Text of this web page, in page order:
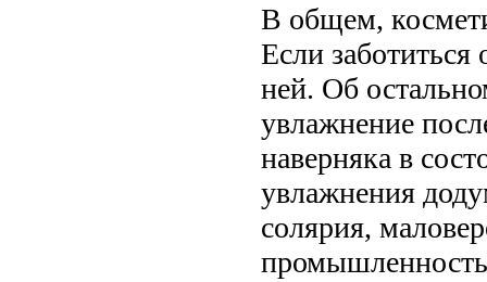
В общем,
Если заботиться
ней. Об
увлажнение
наверняка в
увлажнения
солярия,
промышленность